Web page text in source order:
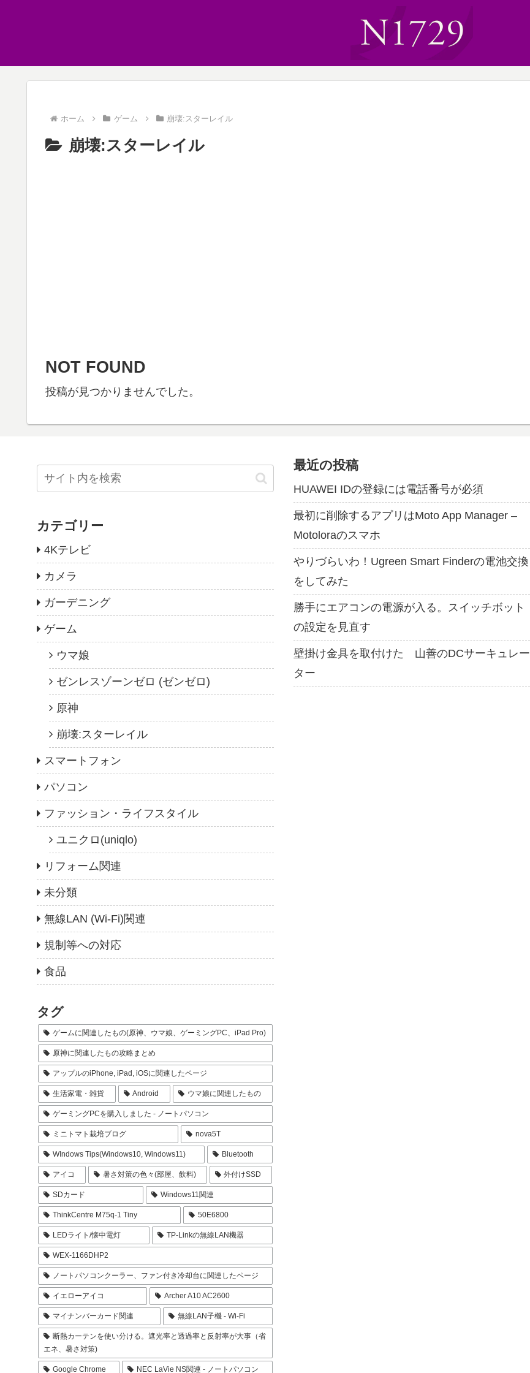
ホーム ゲーム 崩壊:スターレイル
崩壊:スターレイル
NOT FOUND
投稿が見つかりませんでした。
カテゴリー
4Kテレビ
カメラ
ガーデニング
ゲーム
ウマ娘
ゼンレスゾーンゼロ (ゼンゼロ)
原神
崩壊:スターレイル
スマートフォン
パソコン
ファッション・ライフスタイル
ユニクロ(uniqlo)
リフォーム関連
未分類
無線LAN (Wi-Fi)関連
規制等への対応
食品
タグ
ゲームに関連したもの(原神、ウマ娘、ゲーミングPC、iPad Pro)
原神に関連したもの攻略まとめ
アップルのiPhone, iPad, iOSに関連したページ
生活家電・雑貨 Android ウマ娘に関連したもの
ゲーミングPCを購入しました - ノートパソコン
ミニトマト栽培ブログ nova5T
WIndows Tips(Windows10, Windows11) Bluetooth
アイコ 暑さ対策の色々(部屋、飲料) 外付けSSD
SDカード Windows11関連
ThinkCentre M75q-1 Tiny 50E6800
LEDライト/懐中電灯 TP-Linkの無線LAN機器
WEX-1166DHP2
ノートパソコンクーラー、ファン付き冷却台に関連したページ
イエローアイコ Archer A10 AC2600
マイナンバーカード関連 無線LAN子機 - Wi-Fi
断熱カーテンを使い分ける。遮光率と透過率と反射率が大事（省
エネ、暑さ対策)
Google Chrome NEC LaVie NS関連 - ノートパソコン
最近の投稿
HUAWEI IDの登録には電話番号が必須
最初に削除するアプリはMoto App Manager –
Motoloraのスマホ
やりづらいわ！Ugreen Smart Finderの電池交換
をしてみた
勝手にエアコンの電源が入る。スイッチボット
の設定を見直す
壁掛け金具を取付けた 山善のDCサーキュレー
ター